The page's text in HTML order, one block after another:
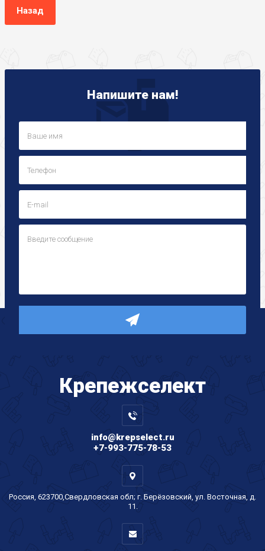
Назад
Напишите нам!
Крепежселект
info@krepselect.ru
+7-993-775-78-53
Россия, 623700,Свердловская обл; г. Берёзовский, ул. Восточная, д.
11.